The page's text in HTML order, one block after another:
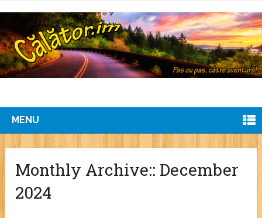
MENU
Monthly Archive:: December
2024